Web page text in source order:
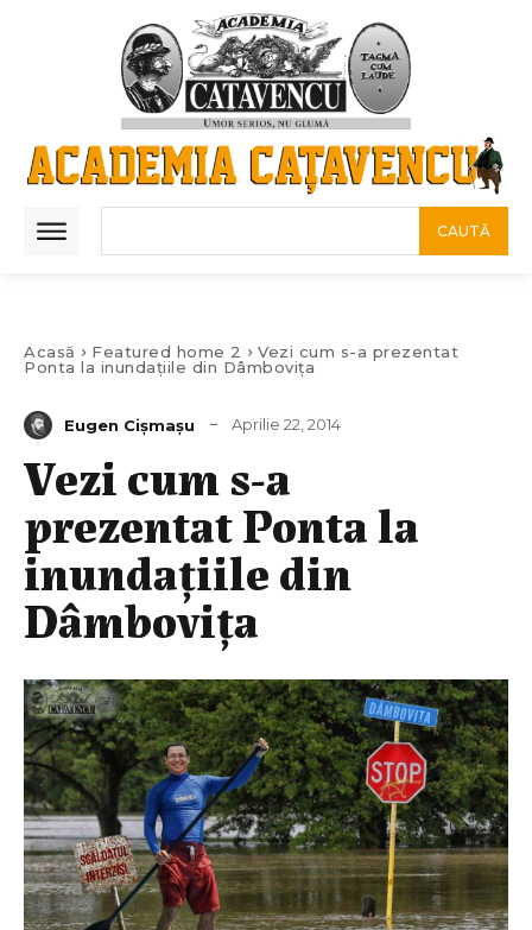
CAUTĂ
Acasă Featured home 2
Vezi cum s-a prezentat
Ponta la inundaţiile din Dâmboviţa
Eugen Cișmașu Aprilie 22, 2014
Vezi cum s-a
prezentat Ponta la
inundaţiile din
Dâmboviţa